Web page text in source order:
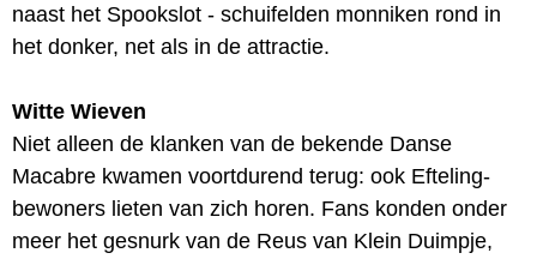
naast het Spookslot - schuifelden monniken rond in
het donker, net als in de attractie.
Witte Wieven
Niet alleen de klanken van de bekende Danse
Macabre kwamen voortdurend terug: ook Efteling-
bewoners lieten van zich horen. Fans konden onder
meer het gesnurk van de Reus van Klein Duimpje,